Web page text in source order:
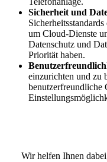
Sicherheit und
um Cloud-Dienste
Datenschutz und
Priorität haben.
einzurichten und zu
benutzerfreundliche
Wir helfen Ihnen